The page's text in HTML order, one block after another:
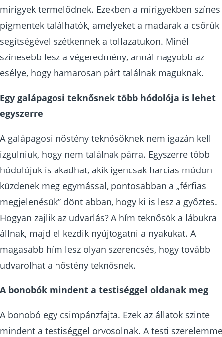
mirigyek termelődnek. Ezekben a mirigyekben színes
pigmentek találhatók, amelyeket a madarak a csőrük
segítségével szétkennek a tollazatukon. Minél
színesebb lesz a végeredmény, annál nagyobb az
esélye, hogy hamarosan párt találnak maguknak.
Egy galápagosi teknősnek több hódolója is lehet
egyszerre
A galápagosi nőstény teknősöknek nem igazán kell
izgulniuk, hogy nem találnak párra. Egyszerre több
hódolójuk is akadhat, akik igencsak harcias módon
küzdenek meg egymással, pontosabban a „férfias
megjelenésük” dönt abban, hogy ki is lesz a győztes.
Hogyan zajlik az udvarlás? A hím teknősök a lábukra
állnak, majd el kezdik nyújtogatni a nyakukat. A
magasabb hím lesz olyan szerencsés, hogy tovább
udvarolhat a nőstény teknősnek.
A bonobók mindent a testiséggel oldanak meg
A bonobó egy csimpánzfajta. Ezek az állatok szinte
mindent a testiséggel orvosolnak. A testi